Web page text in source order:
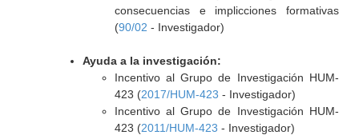
consecuencias e implicciones formativas
(90/02 - Investigador)
Ayuda a la investigación:
Incentivo al Grupo de Investigación HUM-
423 (2017/HUM-423 - Investigador)
Incentivo al Grupo de Investigación HUM-
423 (2011/HUM-423 - Investigador)